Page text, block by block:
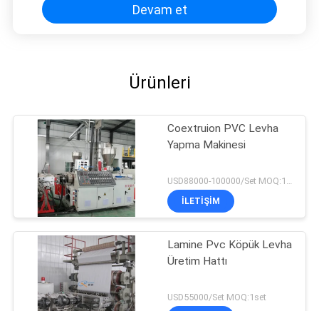
Devam et
Ürünleri
Coextruion PVC Levha
Yapma Makinesi
İLETIŞIM
Lamine Pvc Köpük Levha
Üretim Hattı
USD55000/Set MOQ:1set